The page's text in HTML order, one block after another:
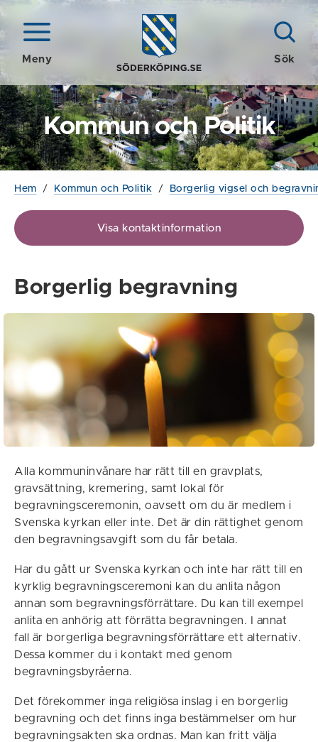
Meny Sök
Kommun och Politik
Hem / Kommun och Politik / Borgerlig vigsel och
Visa kontaktinformation
Borgerlig begravning
Alla kommuninvånare har rätt till en gravplats,
gravsättning, kremering, samt lokal för
begravningsceremonin, oavsett om du är medlem i
Svenska kyrkan eller inte. Det är din rättighet genom
den begravningsavgift som du får betala.
Har du gått ur Svenska kyrkan och inte har rätt till en
kyrklig begravningsceremoni kan du anlita någon
annan som begravningsförrättare. Du kan till exempel
anlita en anhörig att förrätta begravningen. I annat
fall är borgerliga begravningsförrättare ett alternativ.
Dessa kommer du i kontakt med genom
begravningsbyråerna.
Det förekommer inga religiösa inslag i en borgerlig
begravning och det finns inga bestämmelser om hur
begravningsakten ska ordnas. Man kan fritt välja